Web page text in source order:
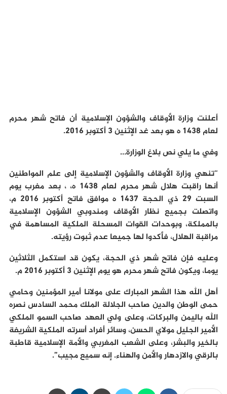
أعلنت وزارة الأوقاف والشؤون الإسلامية أن فاتح شهر محرم
لعام 1438 ه هو بعد غد الإثنين 3 أكتوبر 2016.
وفي ما يلي نص بلاغ الوزارة…
“تنهي وزارة الأوقاف والشؤون الإسلامية إلى علم المواطنين
أنها راقبت هلال شهر محرم لعام 1438 ه، ، بعد مغرب يوم
السبت 29 ذي الحجة 1437 ه موافق فاتح أكتوبر 2016 م،
واتصلت بجميع نظار الأوقاف ومندوبي الشؤون الإسلامية
بالمملكة، وبوحدات القوات المسحلة الملكية المساهمة في
مراقبة الهلال، فأكدوا لها جميعا عدم ثبوت رؤيته.
وعليه فإن فاتح شهر ذي الحجة، يكون قد استكمل الثلاثين
يوما، ويكون فاتح شهر محرم هو يوم الإثنين 3 أكتوبر 2016 م.
أهل الله هذا الشهر المبارك على مولانا أمير المؤمنين وحامي
حمى الوطن والدين صاحب الجلالة الملك محمد السادس نصره
الله باليمن والبركات، وعلى ولي العهد صاحب السمو الملكي
الأمير الجليل مولاي الحسن، وسائر أفراد أسرته الملكية الشريفة
بالخير والبشر، وعلى الشعب المغربي والأمة الإسلامية قاطبة
بالرقي والازدهار والأمن والهناء. إنه سميع مجيب”.